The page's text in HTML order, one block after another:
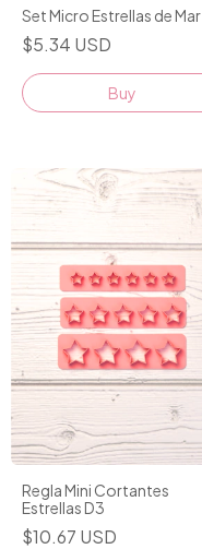
Set Micro Estrellas de Mar
$5.34 USD
Regla Mini Cortantes
Estrellas D3
$10.67 USD